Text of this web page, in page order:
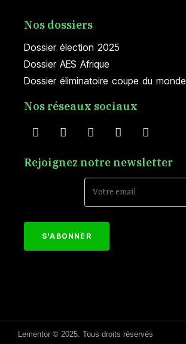
Dossier élection 2025
Dossier AES Afrique
Dossier éliminatoire coupe du monde
Nos dossiers
Nos réseaux sociaux
Rejoignez notre newsletter
Lementor © 2025. Tous droits réservés